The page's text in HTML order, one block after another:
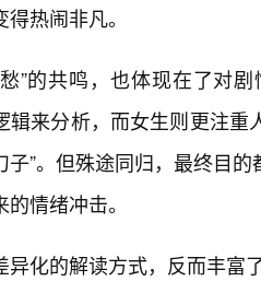
热闹非凡。
”的共鸣，也体现在了对
辑来分析，而女生则更注
子”。但殊途同归，最终目
情绪冲击。
异化的解读方式，反而丰富